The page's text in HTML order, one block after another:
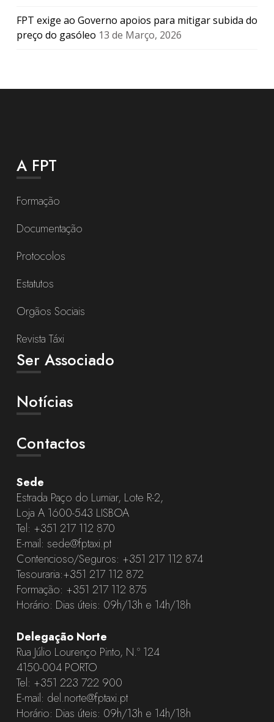
FPT exige ao Governo apoios para mitigar subida do
preço do gasóleo 13 de Março, 2026
A FPT
Formação
Documentação
Protocolos
Estatutos
Orgãos Sociais
Revista Táxi
Ser Associado
Notícias
Contactos
Sede
Estrada Paço do Lumiar, Lote R-2,
Loja A 1600-543 LISBOA
Tel: +351 217 112 870
E-mail: sede@fptaxi.pt
Contencioso/Seguros: +351 217 112 874
Tesouraria:+351 217 112 872
Formação: +351 217 112 875
Horário: Dias úteis: 09h/13h e 14h/18h
Delegação Norte
Rua Júlio Lourenço Pinto, N.º 124
4150-004 PORTO
Tel: +351 223 722 900
E-mail: del.norte@fptaxi.pt
Horário: Dias úteis: 09h/13h e 14h/18h